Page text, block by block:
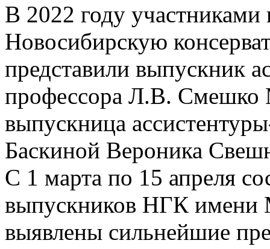
В 2022 году участниками
Новосибирскую
представили выпускник
профессора Л.В. Смешко
выпускница
Баскиной Вероника
С 1 марта по 15 апреля
выпускников НГК имени
выявлены сильнейшие